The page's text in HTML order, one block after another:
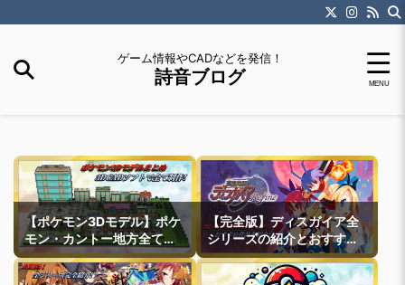
ゲーム情報やCADなどを発信！
詩音ブログ
【ポケモン3Dモデル】ポケ
モン・カントー地方全ての
町モデルなどを紹介
【完全版】ディスガイア全
シリーズの紹介とおすすめ
作品紹介